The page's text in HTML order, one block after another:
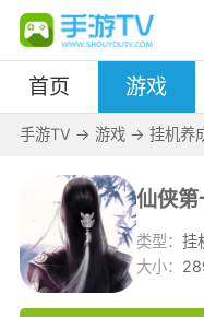
首页 游戏
手游TV -> 游戏-> 挂机养
仙侠
类型：挂
大小：